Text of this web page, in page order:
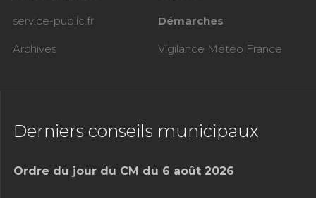
service-public.fr Démarches
Archives Vigilance Météo France
Derniers conseils municipaux
Ordre du jour du CM du 6 août 2026